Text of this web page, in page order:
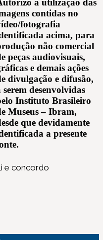
a utilização das
contidas no
fotografia
acima, para
não comercial
peças audiovisuais,
e demais ações
divulgação e difusão,
serem desenvolvidas
Instituto Brasileiro
Museus – Ibram,
que devidamente
a presente
e concordo